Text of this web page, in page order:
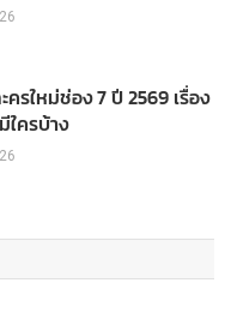
ครใหม่ช่อง 7 ปี 2569 เรื่อง
ครบ้าง